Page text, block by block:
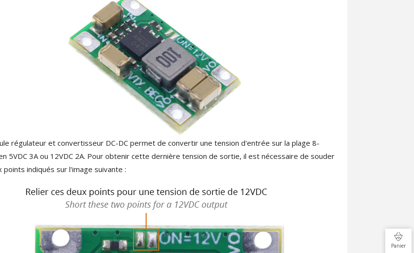
DA-S250NC
Intégré...
649,00 €
4 Voies pour...
régulateur et convertisseur DC-DC permet de convertir une tension d'entrée sur la plage 8-
5VDC 3A ou 12VDC 2A. Pour obtenir cette dernière tension de sortie, il est nécessaire de souder
points indiqués sur l'image suivante :
Panier